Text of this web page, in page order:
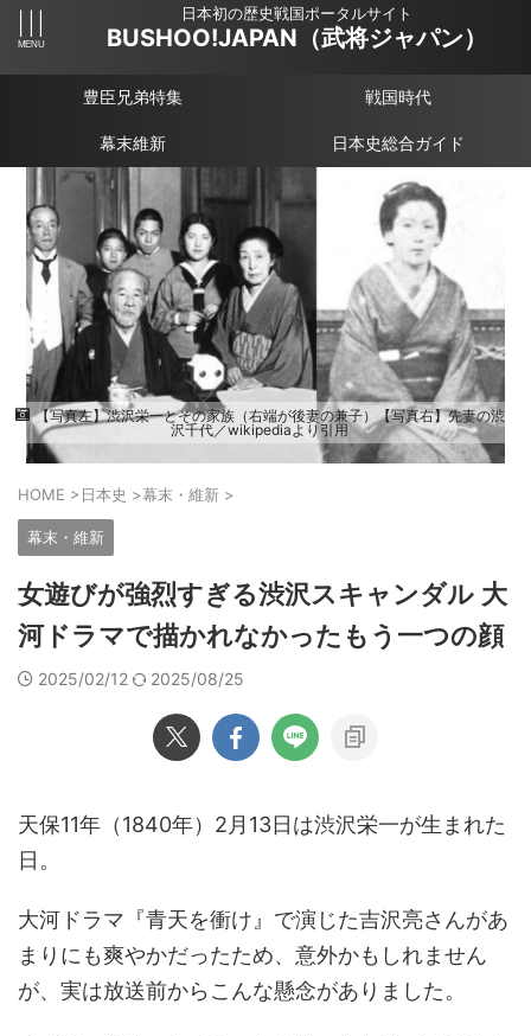
日本初の歴史戦国ポータルサイト
BUSHOO!JAPAN（武将ジャパン）
豊臣兄弟特集 戦国時代
幕末維新 日本史総合ガイド
【写真左】渋沢栄一とその家族（右端が後妻の兼子）【写真右】先妻の渋
沢千代／wikipediaより引用
HOME >日本史 >幕末・維新 >
幕末・維新
女遊びが強烈すぎる渋沢スキャンダル 大
河ドラマで描かれなかったもう一つの顔
2025/02/12 2025/08/25
天保11年（1840年）2月13日は渋沢栄一が生まれた
日。
大河ドラマ『青天を衝け』で演じた吉沢亮さんがあ
まりにも爽やかだったため、意外かもしれません
が、実は放送前からこんな懸念がありました。